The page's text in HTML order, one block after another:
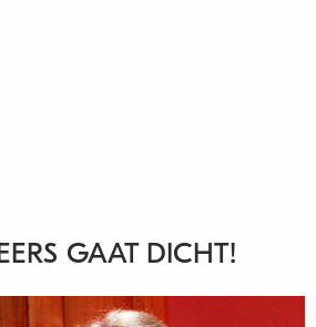
GAAT DICHT!